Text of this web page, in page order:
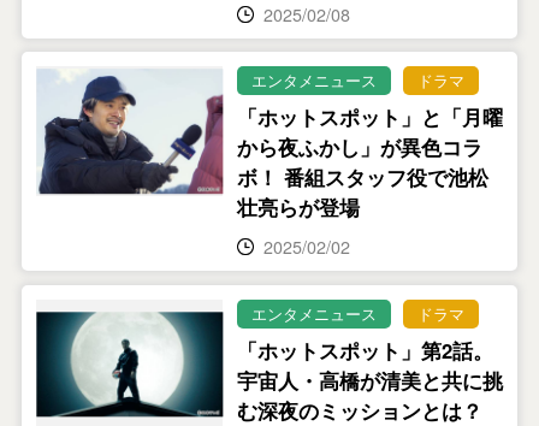
2025/02/08
エンタメニュース ドラマ
「ホットスポット」と「月曜
から夜ふかし」が異色コラ
ボ！ 番組スタッフ役で池松
壮亮らが登場
2025/02/02
エンタメニュース ドラマ
「ホットスポット」第2話。
宇宙人・高橋が清美と共に挑
む深夜のミッションとは？